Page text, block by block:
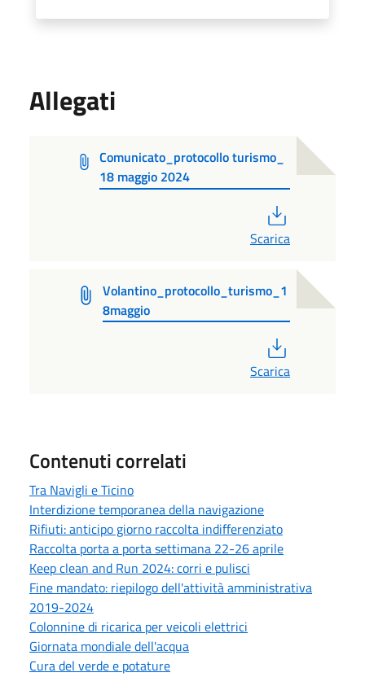
Allegati
Comunicato_protocollo turismo_
18 maggio 2024
Scarica
Volantino_protocollo_turismo_1
8maggio
Scarica
Contenuti correlati
Tra Navigli e Ticino
Interdizione temporanea della navigazione
Rifiuti: anticipo giorno raccolta indifferenziato
Raccolta porta a porta settimana 22-26 aprile
Keep clean and Run 2024: corri e pulisci
Fine mandato: riepilogo dell'attività amministrativa
2019-2024
Colonnine di ricarica per veicoli elettrici
Giornata mondiale dell'acqua
Cura del verde e potature